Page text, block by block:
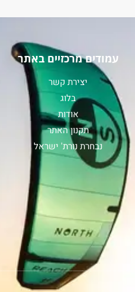
עמודים מרכזיים באתר
יצירת קשר
בלוג
אודות
תקנון האתר
נבחרת נורת' ישראל